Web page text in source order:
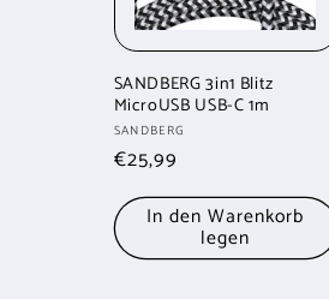
SANDBERG 3in1 Blitz
MicroUSB USB-C 1m
Anbieter:
SANDBERG
Normaler
Preis
€25,99
In den Warenkorb
legen